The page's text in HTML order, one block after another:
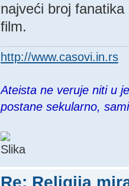
najveći broj
film.
http://www.casovi.in.rs
Ateista ne veruje niti u
postane sekularno,
Re: Religija